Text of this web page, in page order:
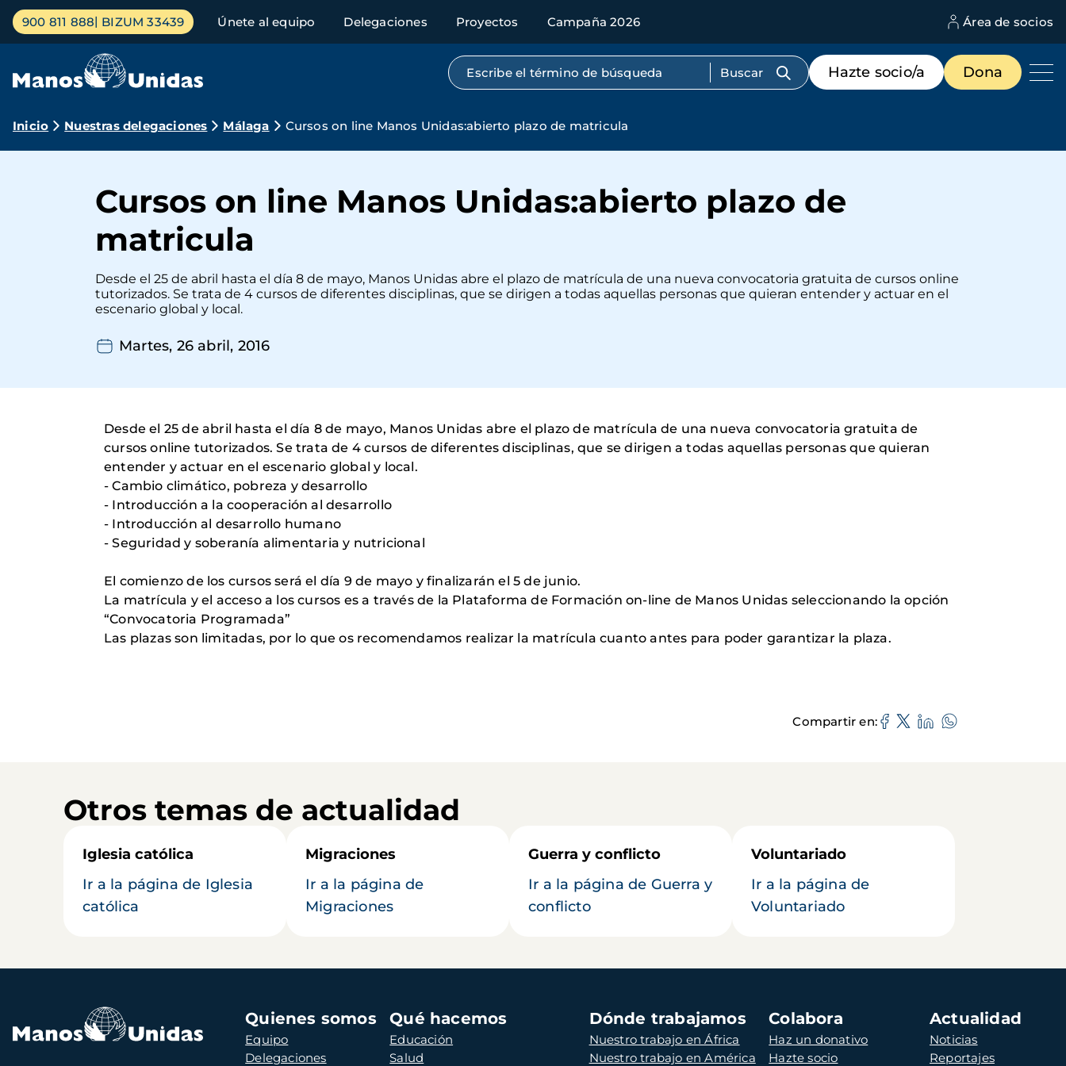
Pasar
contenido
Menú
principal
900 811 888 BIZUM 33439 Únete al equipo Delegaciones Proyectos Campaña 2026 Área de socios
Búsqueda por texto completo
Menú
de
destacados
Hazte socio/a Dona
Ruta
navegación
Inicio Nuestras delegaciones Málaga Cursos on line Manos Unidas:abierto plazo de matricula
Cursos on line Manos Unidas:abierto plazo de
matricula
Desde el 25 de abril hasta el día 8 de mayo, Manos Unidas abre el plazo de matrícula de una nueva convocatoria gratuita de cursos online
tutorizados. Se trata de 4 cursos de diferentes disciplinas, que se dirigen a todas aquellas personas que quieran entender y actuar en el
escenario global y local.
Martes, 26 abril, 2016
Desde el 25 de abril hasta el día 8 de mayo, Manos Unidas abre el plazo de matrícula de una nueva convocatoria gratuita de
cursos online tutorizados. Se trata de 4 cursos de diferentes disciplinas, que se dirigen a todas aquellas personas que quieran
entender y actuar en el escenario global y local.
- Cambio climático, pobreza y desarrollo
- Introducción a la cooperación al desarrollo
- Introducción al desarrollo humano
- Seguridad y soberanía alimentaria y nutricional
El comienzo de los cursos será el día 9 de mayo y finalizarán el 5 de junio.
La matrícula y el acceso a los cursos es a través de la Plataforma de Formación on-line de Manos Unidas seleccionando la opción
“Convocatoria Programada”
Las plazas son limitadas, por lo que os recomendamos realizar la matrícula cuanto antes para poder garantizar la plaza.
Compartir en
Otros temas de actualidad
Iglesia católica
Ir a la página de Iglesia
católica
Migraciones
Ir a la página de
Migraciones
Guerra y conflicto
Ir a la página de Guerra y
conflicto
Voluntariado
Ir a la página de
Voluntariado
Navegación
principal
Quienes somos
Equipo
Delegaciones
Qué hacemos
Educación
Salud
Dónde trabajamos
Nuestro trabajo en África
Nuestro trabajo en América
Colabora
Haz un donativo
Hazte socio
Actualidad
Noticias
Reportajes